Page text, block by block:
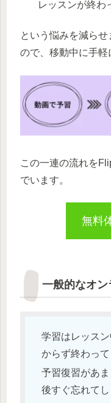
レッスンが終
という悩みを減ら
ので、移動中に手軽
この一連の流れを
でいます。
無料
一般的なオ
学習はレッス
からず終わって
予習復習があ
後すぐ忘れてし